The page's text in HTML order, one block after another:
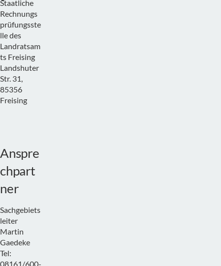
Staatliche
Rechnungs
prüfungsste
lle des
Landratsam
ts Freising
Landshuter
Str. 31,
85356
Freising
Anspre
chpart
ner
Sachgebiets
leiter
Martin
Gaedeke
Tel:
08161/600-